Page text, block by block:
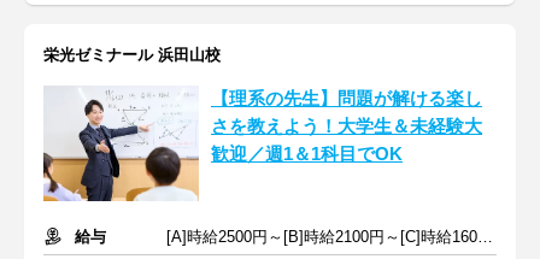
栄光ゼミナール 浜田山校
【理系の先生】問題が解ける楽し
さを教えよう！大学生＆未経験大
歓迎／週1＆1科目でOK
給与
[A]時給2500円～[B]時給2100円～[C]時給1600円～ ※生徒数による